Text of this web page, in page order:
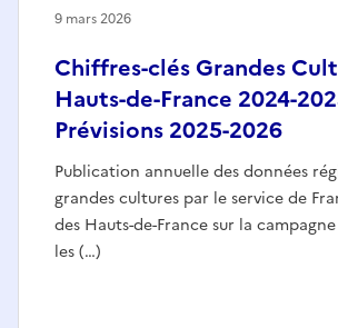
Chiffres-clés Grandes
Hauts-de-France 2024-
Prévisions 2025-2026
Publication annuelle des données
grandes cultures par le service de
des Hauts-de-France sur la
les (…)
9 mars 2026